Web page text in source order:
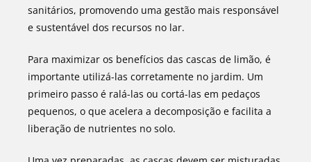
sanitários, promovendo uma gestão mais responsável
e sustentável dos recursos no lar.
Para maximizar os benefícios das cascas de limão, é
importante utilizá-las corretamente no jardim. Um
primeiro passo é ralá-las ou cortá-las em pedaços
pequenos, o que acelera a decomposição e facilita a
liberação de nutrientes no solo.